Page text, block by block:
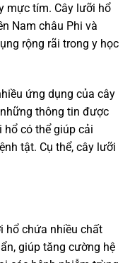
mực tím. Cây lưỡi hổ
Nam châu Phi và
rộng rãi trong y học
ứng dụng của cây
thông tin được
có thể giúp cải
tật. Cụ thể, cây lưỡi
hổ chứa nhiều chất
giúp tăng cường hệ